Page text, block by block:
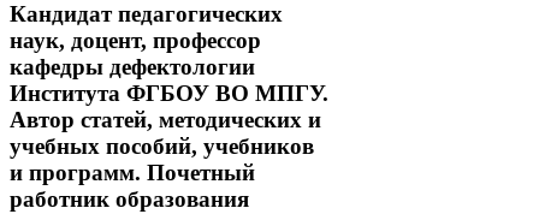
Кандидат педагогических
наук, доцент, профессор
кафедры дефектологии
Института ФГБОУ ВО МПГУ.
Автор статей, методических и
учебных пособий, учебников
и программ. Почетный
работник образования